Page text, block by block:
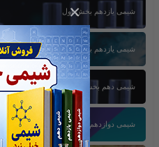
×
شیمی یازدهم بخش اول
شیمی یازدهم بخش سوم
شیمی دهم بخش اول
شیمی دوازدهم بخش سوم